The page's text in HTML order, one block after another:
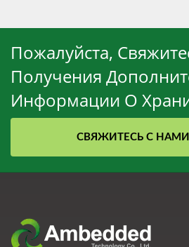
Пожалуйста,
Получения
Информации О
СВЯЖИТЕСЬ С